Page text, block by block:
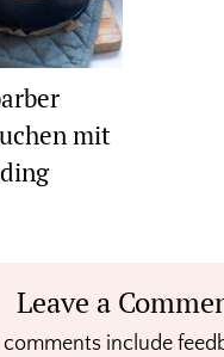
mit
Leave a
comments include